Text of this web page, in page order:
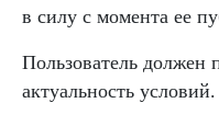
в силу с момента ее
Пользователь должен
актуальность условий.